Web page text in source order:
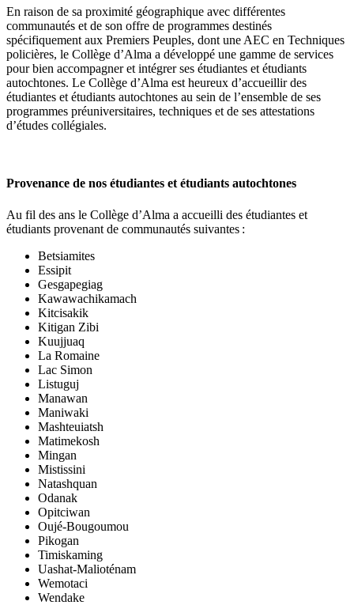
En raison de sa proximité géographique avec différentes
communautés et de son offre de programmes destinés
spécifiquement aux Premiers Peuples, dont une AEC en Techniques
policières, le Collège d’Alma a développé une gamme de services
pour bien accompagner et intégrer ses étudiantes et étudiants
autochtones. Le Collège d’Alma est heureux d’accueillir des
étudiantes et étudiants autochtones au sein de l’ensemble de ses
programmes préuniversitaires, techniques et de ses attestations
d’études collégiales.
Provenance de nos étudiantes et étudiants autochtones
Au fil des ans le Collège d’Alma a accueilli des étudiantes et
étudiants provenant de communautés suivantes :
Betsiamites
Essipit
Gesgapegiag
Kawawachikamach
Kitcisakik
Kitigan Zibi
Kuujjuaq
La Romaine
Lac Simon
Listuguj
Manawan
Maniwaki
Mashteuiatsh
Matimekosh
Mingan
Mistissini
Natashquan
Odanak
Opitciwan
Oujé-Bougoumou
Pikogan
Timiskaming
Uashat-Malioténam
Wemotaci
Wendake